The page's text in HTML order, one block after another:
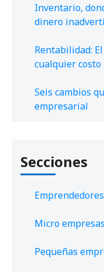
Inventario,
dinero
Rentabilidad:
cualquier costo
Seis cambios
empresarial
Secciones
Emprendedores
Micro empresas
Pequeñas